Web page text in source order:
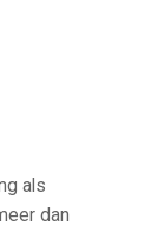
als
dan